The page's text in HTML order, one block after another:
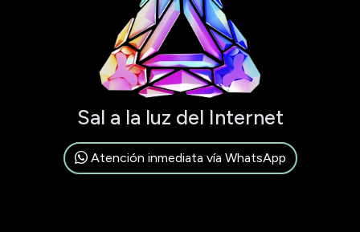
Sal a la luz del Internet
Atención inmediata vía WhatsApp